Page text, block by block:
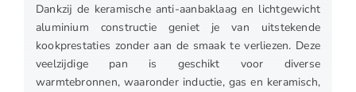
Dankzij de keramische anti-aanbaklaag en lichtgewicht
aluminium constructie geniet je van uitstekende
kookprestaties zonder aan de smaak te verliezen. Deze
veelzijdige pan is geschikt voor diverse
warmtebronnen, waaronder inductie, gas en keramisch,